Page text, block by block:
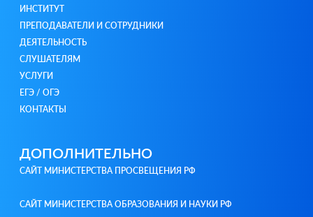
ИНСТИТУТ
ПРЕПОДАВАТЕЛИ И СОТРУДНИКИ
ДЕЯТЕЛЬНОСТЬ
СЛУШАТЕЛЯМ
УСЛУГИ
ЕГЭ / ОГЭ
КОНТАКТЫ
ДОПОЛНИТЕЛЬНО
САЙТ МИНИСТЕРСТВА ПРОСВЕЩЕНИЯ РФ
САЙТ МИНИСТЕРСТВА ОБРАЗОВАНИЯ И НАУКИ РФ